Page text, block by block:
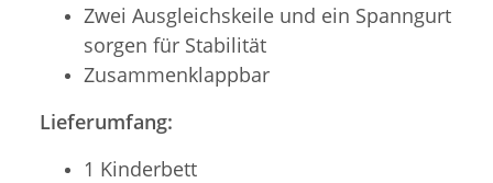
Zwei Ausgleichskeile und ein Spanngurt
sorgen für Stabilität
Zusammenklappbar
Lieferumfang:
1 Kinderbett